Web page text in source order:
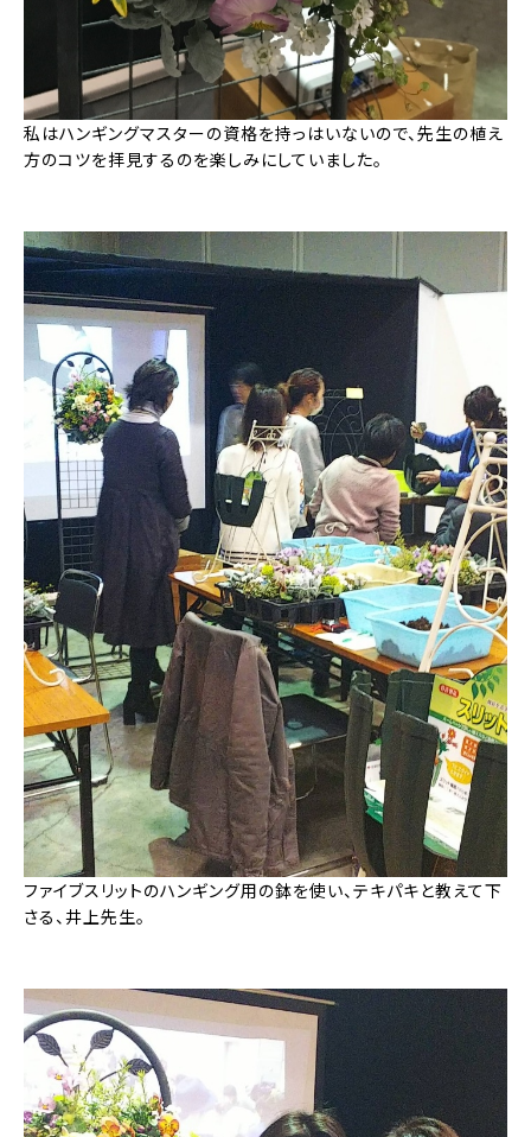
私はハンギングマスターの資格を持っはいないので、先生の植え
方のコツを拝見するのを楽しみにしていました。
ファイブスリットのハンギング用の鉢を使い、テキパキと教えて下
さる、井上先生。